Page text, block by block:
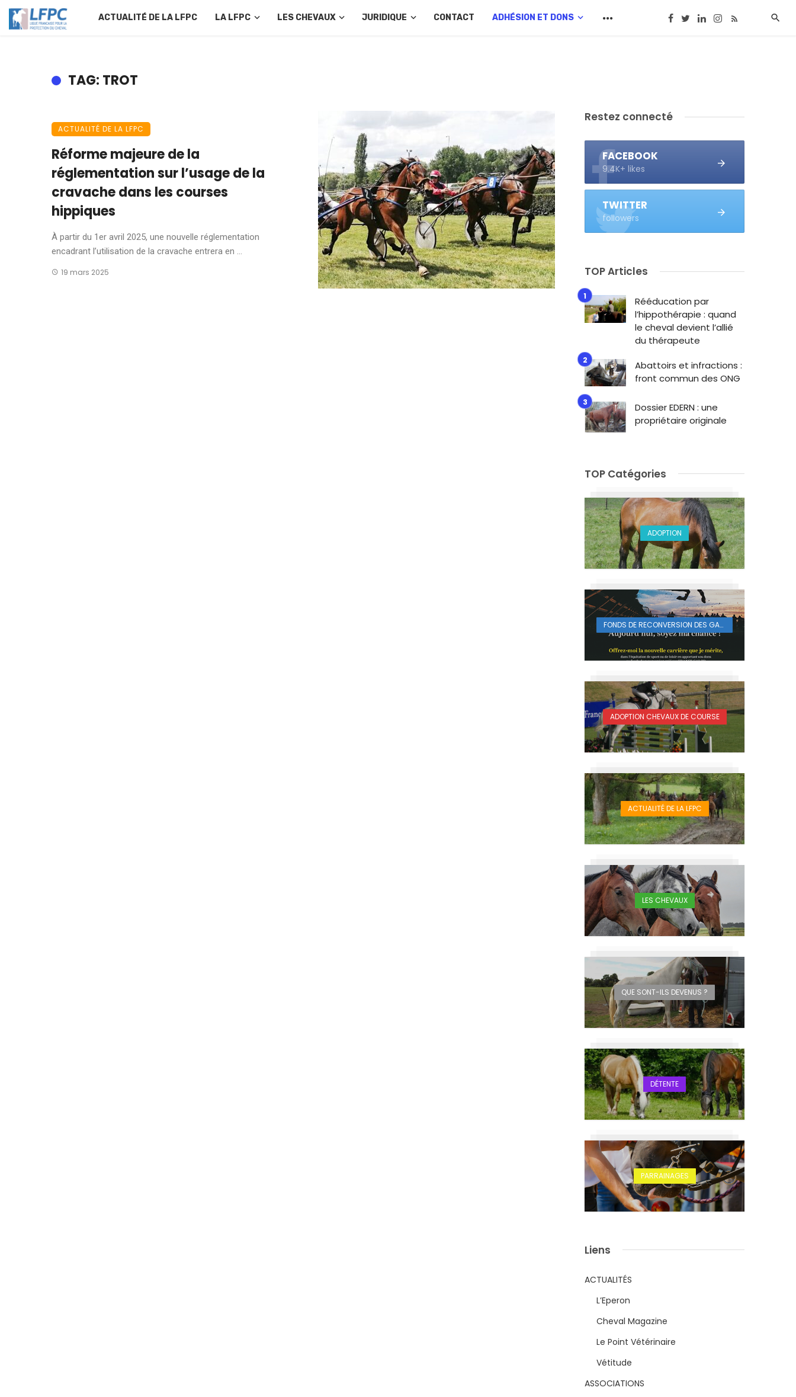
ACTUALITÉ DE LA LFPC LA LFPC LES CHEVAUX JURIDIQUE CONTACT ADHÉSION ET DONS
TAG: TROT
ACTUALITÉ DE LA LFPC
Réforme majeure de la
réglementation sur l’usage de la
cravache dans les courses
hippiques
À partir du 1er avril 2025, une nouvelle réglementation
encadrant l’utilisation de la cravache entrera en ...
19 mars 2025
Restez connecté
FACEBOOK
9.4K+ likes
TWITTER
followers
TOP Articles
Rééducation par
l’hippothérapie : quand
le cheval devient l’allié
du thérapeute
Abattoirs et infractions :
front commun des ONG
Dossier EDERN : une
propriétaire originale
TOP Catégories
ADOPTION
FONDS DE RECONVERSION DES GALOPEURS
ADOPTION CHEVAUX DE COURSE
ACTUALITÉ DE LA LFPC
LES CHEVAUX
QUE SONT-ILS DEVENUS ?
DÉTENTE
PARRAINAGES
Liens
ACTUALITÉS
L’Eperon
Cheval Magazine
Le Point Vétérinaire
Vétitude
ASSOCIATIONS